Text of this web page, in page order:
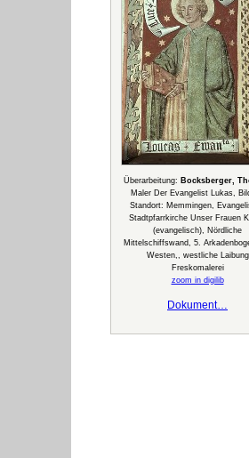
Überarbeitung: Bocksberger,
Maler Der Evangelist Lukas,
Standort: Memmingen,
Stadtpfarrkirche Unser Frauen
(evangelisch), Nördliche
Mittelschiffswand, 5.
Westen,, westliche Laibung
Freskomalerei
zoom in digilib
Dokument…